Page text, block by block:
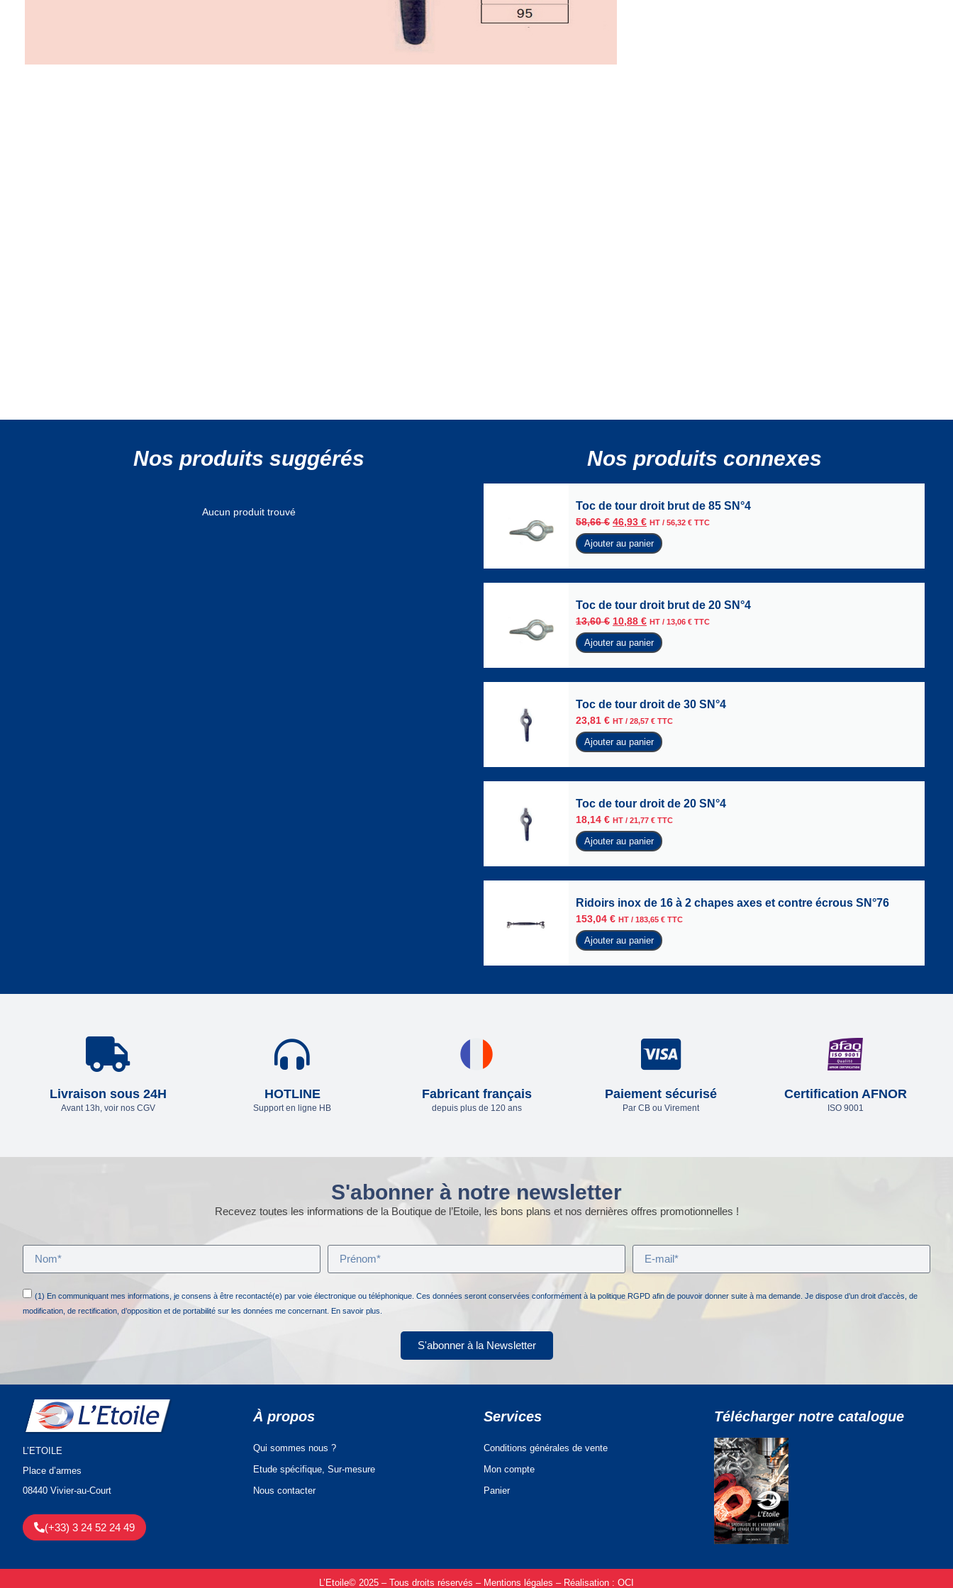
Nos produits suggérés
Aucun produit trouvé
Nos produits connexes
Toc de tour droit brut de 85 SN°4
58,66€ 46,93 € HT / 56,32 € TTC
Ajouter au panier
Toc de tour droit brut de 20 SN°4
13,60€ 10,88 € HT / 13,06 € TTC
Ajouter au panier
Toc de tour droit de 30 SN°4
23,81 € HT / 28,57 € TTC
Ajouter au panier
Toc de tour droit de 20 SN°4
18,14 € HT / 21,77 € TTC
Ajouter au panier
Ridoirs inox de 16 à 2 chapes axes et contre écrous SN°76
153,04 € HT / 183,65 € TTC
Ajouter au panier
Livraison sous 24H
Avant 13h, voir nos CGV
HOTLINE
Support en ligne HB
Fabricant français
depuis plus de 120 ans
Paiement sécurisé
Par CB ou Virement
Certification AFNOR
ISO 9001
S'abonner à notre newsletter
Recevez toutes les informations de la Boutique de l’Etoile, les bons plans et nos dernières offres promotionnelles !
(1) En communiquant mes informations, je consens à être recontacté(e) par voie électronique ou téléphonique. Ces données seront conservées conformément à la politique RGPD afin de pouvoir donner suite à ma demande. Je dispose d’un droit d’accès, de
modification, de rectification, d’opposition et de portabilité sur les données me concernant. En savoir plus.
S'abonner à la Newsletter
L’ETOILE
Place d’armes
08440 Vivier-au-Court
(+33) 3 24 52 24 49
À propos
Qui sommes nous ?
Etude spécifique, Sur-mesure
Nous contacter
Services
Conditions générales de vente
Mon compte
Panier
Télécharger notre catalogue
L’Etoile© 2025 – Tous droits réservés – Mentions légales – Réalisation : OCI